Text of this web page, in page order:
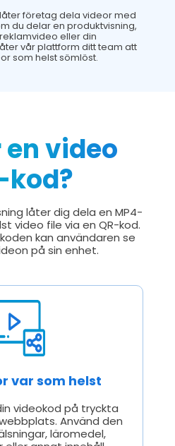
företag dela videor med
du delar en produktvisning,
eller din
vår plattform ditt team att
som helst sömlöst.
video
kod?
låter dig dela en MP4-
video file via en QR-kod.
kan användaren se
på sin enhet.
var som helst
videokod på tryckta
Använd den
läromedel,